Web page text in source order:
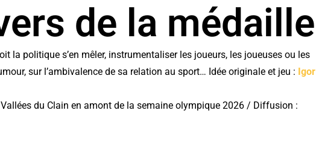
de la médaille
la politique s’en mêler, instrumentaliser les joueurs, les joueuses ou les
sur l’ambivalence de sa relation au sport… Idée originale et jeu : Igor
du Clain en amont de la semaine olympique 2026 / Diffusion :